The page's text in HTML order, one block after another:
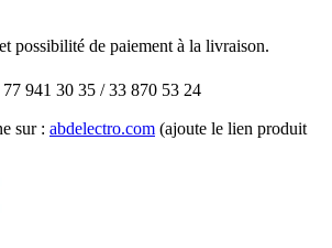
possibilité de paiement à la livraison.
941 30 35 / 33 870 53 24
sur : abdelectro.com (ajoute le lien produit